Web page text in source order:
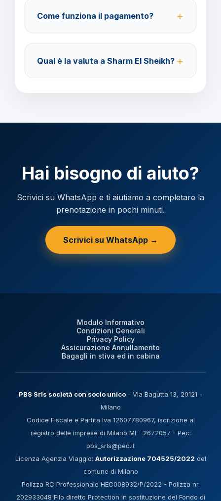
prima della partenza con un costo di 70 euro a
modifica.
Come funziona il pagamento?
Acconto del 40% alla prenotazione, saldo 30 giorni
prima della partenza.
Qual è la valuta a Sharm El Sheikh?
Hai bisogno di aiuto?
Scrivici su WhatsApp e ti aiutiamo a completare la
prenotazione in pochi minuti.
Scrivici su WhatsApp →
Modulo Informativo
Condizioni Generali
Privacy Policy
Assicurazione Annullamento
Bagagli in stiva ed in cabina
PBS Srls società con socio unico - Via Bagutta 13, 20121 -
Milano
Codice Fiscale e Partita Iva 12607780967, iscrizione al
registro delle imprese di Milano MI - 2672057 - Pec:
pbs_srls@pec.it
Licenza Agenzia Viaggio: Autorizzazione 704525/2022 del
comune di Milano
Polizza RC Professionale HEC008932/P/2022 - Polizza nr.
202933048 Filo diretto Protection in sostituzione del Fondo di